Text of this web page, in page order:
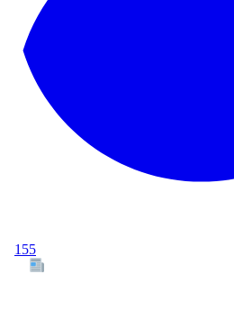
155